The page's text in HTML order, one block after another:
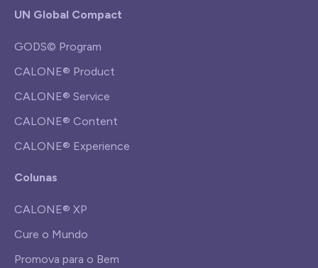
UN Global Compact
GODS© Program
CALONE® Product
CALONE® Service
CALONE® Content
CALONE® Experience
Colunas
CALONE® XP
Cure o Mundo
Promova para o Bem